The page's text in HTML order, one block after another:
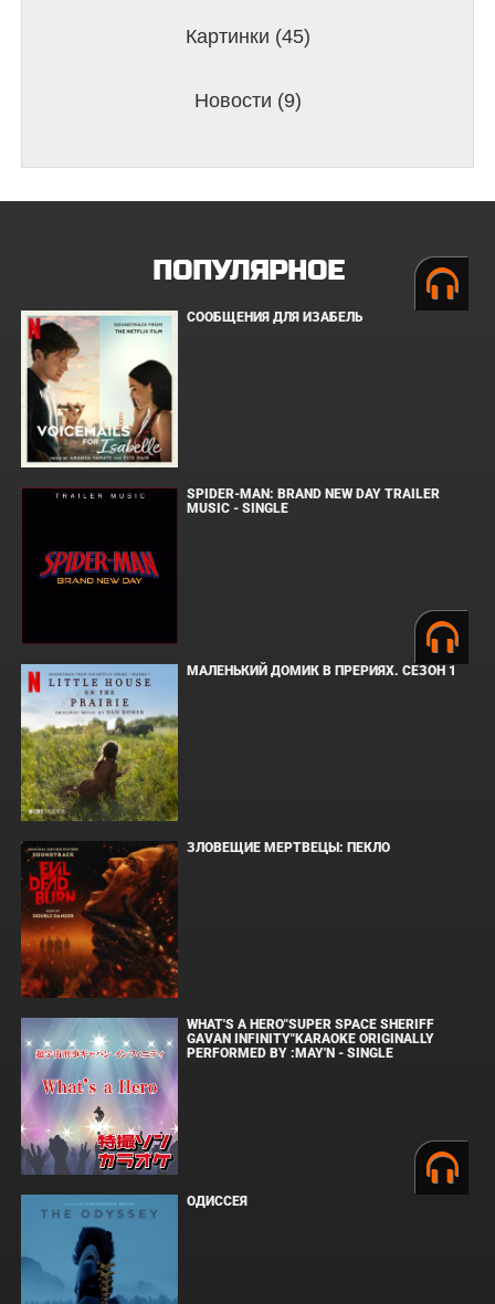
Картинки (45)
Новости (9)
ПОПУЛЯРНОЕ
СООБЩЕНИЯ ДЛЯ ИЗАБЕЛЬ
SPIDER-MAN: BRAND NEW DAY TRAILER
MUSIC - SINGLE
МАЛЕНЬКИЙ ДОМИК В ПРЕРИЯХ. СЕЗОН 1
ЗЛОВЕЩИЕ МЕРТВЕЦЫ: ПЕКЛО
WHAT'S A HERO"SUPER SPACE SHERIFF
GAVAN INFINITY"KARAOKE ORIGINALLY
PERFORMED BY :MAY'N - SINGLE
ОДИССЕЯ